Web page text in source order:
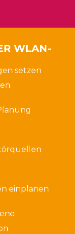
WLAN-
setzen
einplanen